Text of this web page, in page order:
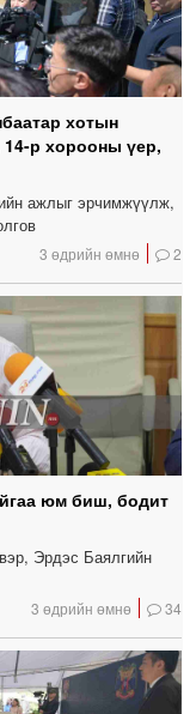
хотын
14-р хорооны үер,
ажлыг эрчимжүүлж,
3 өдрийн өмнө 2
юм биш, бодит
Эрдэс Баялгийн
3 өдрийн өмнө 34